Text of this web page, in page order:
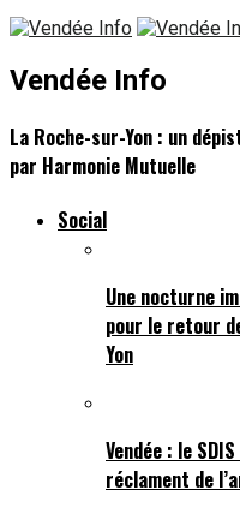
Vendée Info
La Roche-sur-Yon : un
par Harmonie Mutuelle
Social
Une nocturne
pour le retour
Yon
Vendée : le
réclament de